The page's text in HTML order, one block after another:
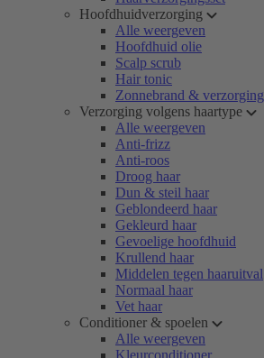
Hoofdhuidverzorging
Alle weergeven
Hoofdhuid olie
Scalp scrub
Hair tonic
Zonnebrand & verzorging
Verzorging volgens haartype
Alle weergeven
Anti-frizz
Anti-roos
Droog haar
Dun & steil haar
Geblondeerd haar
Gekleurd haar
Gevoelige hoofdhuid
Krullend haar
Middelen tegen haaruitval
Normaal haar
Vet haar
Conditioner & spoelen
Alle weergeven
Kleurconditioner